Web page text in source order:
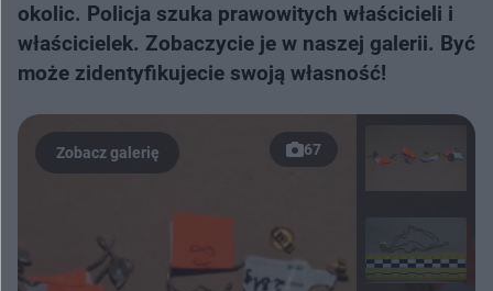
okolic. Policja szuka prawowitych właścicieli i
właścicielek. Zobaczycie je w naszej galerii. Być
może zidentyfikujecie swoją własność!
67